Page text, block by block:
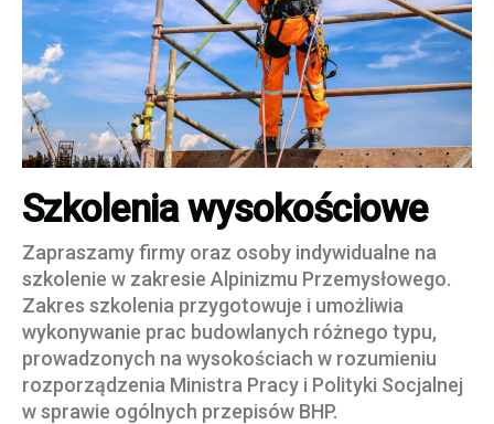
Szkolenia wysokościowe
Zapraszamy firmy oraz osoby indywidualne na
szkolenie w zakresie Alpinizmu Przemysłowego.
Zakres szkolenia przygotowuje i umożliwia
wykonywanie prac budowlanych różnego typu,
prowadzonych na wysokościach w rozumieniu
rozporządzenia Ministra Pracy i Polityki Socjalnej
w sprawie ogólnych przepisów BHP.